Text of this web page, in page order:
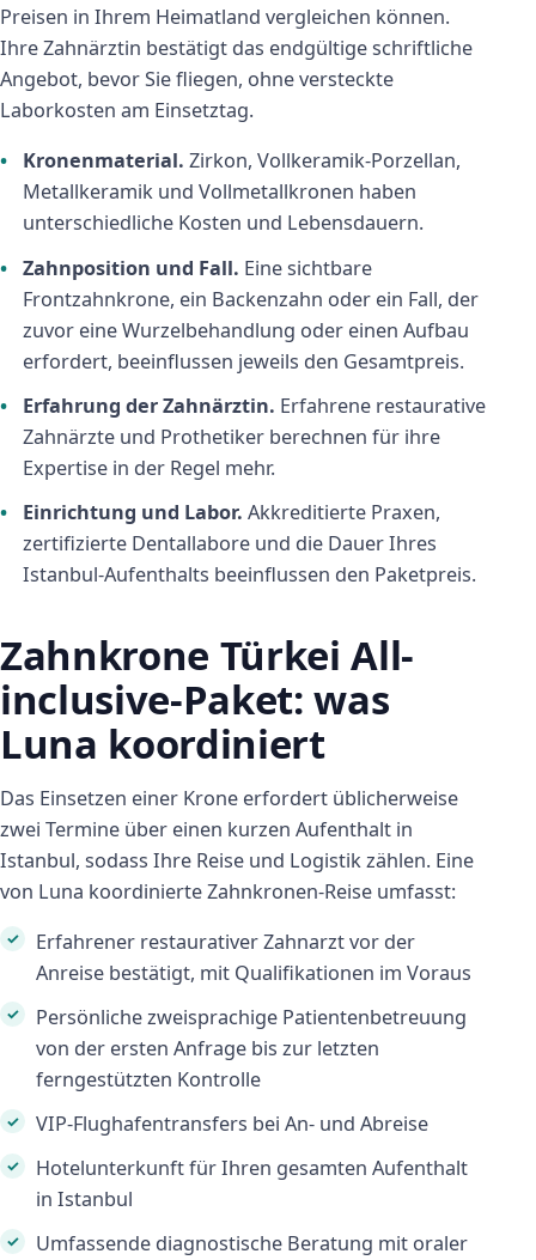
Preisen in Ihrem Heimatland vergleichen können.
Ihre Zahnärztin bestätigt das endgültige schriftliche
Angebot, bevor Sie fliegen, ohne versteckte
Laborkosten am Einsetztag.
Kronenmaterial. Zirkon, Vollkeramik-Porzellan,
Metallkeramik und Vollmetallkronen haben
unterschiedliche Kosten und Lebensdauern.
Zahnposition und Fall. Eine sichtbare
Frontzahnkrone, ein Backenzahn oder ein Fall, der
zuvor eine Wurzelbehandlung oder einen Aufbau
erfordert, beeinflussen jeweils den Gesamtpreis.
Erfahrung der Zahnärztin. Erfahrene restaurative
Zahnärzte und Prothetiker berechnen für ihre
Expertise in der Regel mehr.
Einrichtung und Labor. Akkreditierte Praxen,
zertifizierte Dentallabore und die Dauer Ihres
Istanbul-Aufenthalts beeinflussen den Paketpreis.
Zahnkrone Türkei All-
inclusive-Paket: was
Luna koordiniert
Das Einsetzen einer Krone erfordert üblicherweise
zwei Termine über einen kurzen Aufenthalt in
Istanbul, sodass Ihre Reise und Logistik zählen. Eine
von Luna koordinierte Zahnkronen-Reise umfasst:
Erfahrener restaurativer Zahnarzt vor der
Anreise bestätigt, mit Qualifikationen im Voraus
Persönliche zweisprachige Patientenbetreuung
von der ersten Anfrage bis zur letzten
ferngestützten Kontrolle
VIP-Flughafentransfers bei An- und Abreise
Hotelunterkunft für Ihren gesamten Aufenthalt
in Istanbul
Umfassende diagnostische Beratung mit oraler